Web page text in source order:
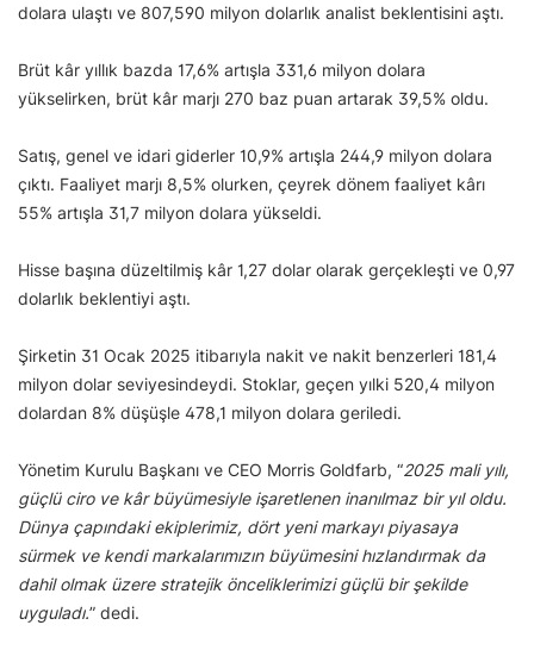
dolara ulaştı ve 807,590 milyon dolarlık analist beklentisini aştı.
Brüt kâr yıllık bazda 17,6% artışla 331,6 milyon dolara
yükselirken, brüt kâr marjı 270 baz puan artarak 39,5% oldu.
Satış, genel ve idari giderler 10,9% artışla 244,9 milyon dolara
çıktı. Faaliyet marjı 8,5% olurken, çeyrek dönem faaliyet kârı
55% artışla 31,7 milyon dolara yükseldi.
Hisse başına düzeltilmiş kâr 1,27 dolar olarak gerçekleşti ve 0,97
dolarlık beklentiyi aştı.
Şirketin 31 Ocak 2025 itibarıyla nakit ve nakit benzerleri 181,4
milyon dolar seviyesindeydi. Stoklar, geçen yılki 520,4 milyon
dolardan 8% düşüşle 478,1 milyon dolara geriledi.
Yönetim Kurulu Başkanı ve CEO Morris Goldfarb, “2025 mali yılı,
güçlü ciro ve kâr büyümesiyle işaretlenen inanılmaz bir yıl oldu.
Dünya çapındaki ekiplerimiz, dört yeni markayı piyasaya
sürmek ve kendi markalarımızın büyümesini hızlandırmak da
dahil olmak üzere stratejik önceliklerimizi güçlü bir şekilde
uyguladı.” dedi.